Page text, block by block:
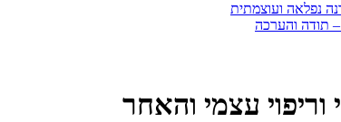
נפלאה ועוצמתית
תודה והערכה
עצמי והאחר